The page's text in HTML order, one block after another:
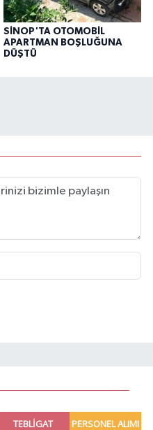
SİNOP'TA OTOMOBİL
APARTMAN BOŞLUĞUNA
DÜŞTÜ